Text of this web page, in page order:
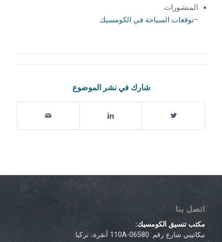
المنشورات
–توقعات السياحة في الكومسيك
شارك في نشر الموضوع
اتصل بنا
مكتب تنسيق الكومسيك:
نيكاتيبي شارع رقم: 110A-06580 أنقرة، تركيا